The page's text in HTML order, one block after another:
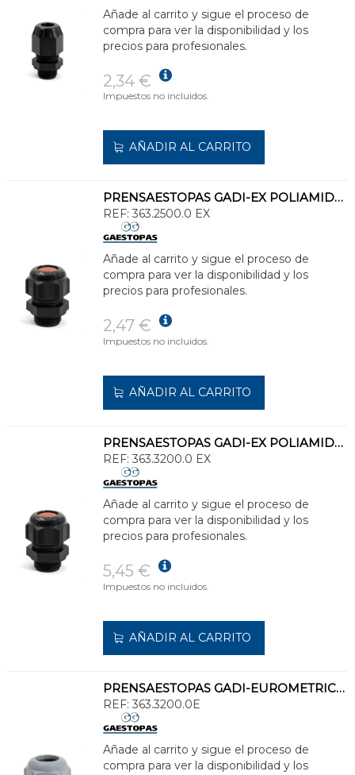
Añade al carrito y sigue el proceso de
compra para ver la disponibilidad y los
precios para profesionales.
2,34 €
Impuestos no incluidos.
AÑADIR AL CARRITO
PRENSAESTOPAS GADI-EX POLIAMIDA M25 DIÁMETRO CABLE 13-18
REF: 363.2500.0 EX
Añade al carrito y sigue el proceso de
compra para ver la disponibilidad y los
precios para profesionales.
2,47 €
Impuestos no incluidos.
AÑADIR AL CARRITO
PRENSAESTOPAS GADI-EX POLIAMIDA M32 DIÁMETRO CABLE 18-25
REF: 363.3200.0 EX
Añade al carrito y sigue el proceso de
compra para ver la disponibilidad y los
precios para profesionales.
5,45 €
Impuestos no incluidos.
AÑADIR AL CARRITO
PRENSAESTOPAS GADI-EUROMETRIC M32 IP68 POLIAMIDA GRIS
REF: 363.3200.0E
Añade al carrito y sigue el proceso de
compra para ver la disponibilidad y los